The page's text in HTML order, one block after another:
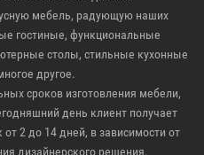
мебель, радующую наших
гостиные, функциональные
столы, стильные кухонные
другое.
сроков изготовления мебели,
день клиент получает
2 до 14 дней, в зависимости от
дизайнерского решения.